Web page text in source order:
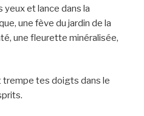
yeux et lance dans la
une fève du jardin de la
une fleurette minéralisée,
trempe tes doigts dans le